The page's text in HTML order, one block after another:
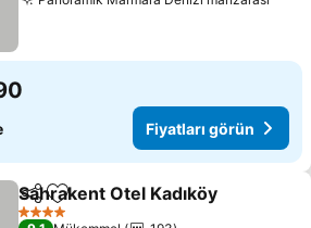
Fiyatları görün
PaylaşFavorilerime ekle
Sahrakent Otel Kadıköy
4 Yıldız